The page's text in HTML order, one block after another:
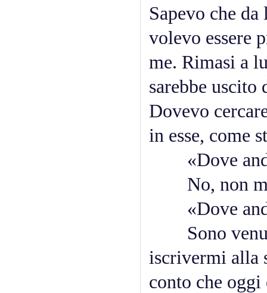
Sapevo che
volevo essere
me. Rimasi a
sarebbe
Dovevo
in esse, come
«Dove
No, non mi
«Dove
Sono
iscrivermi alla
conto che oggi